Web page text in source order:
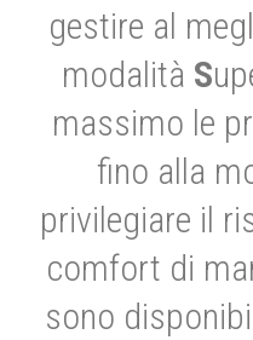
gestire al
modalità S
massimo le
fino alla
privilegiare il
comfort di
sono